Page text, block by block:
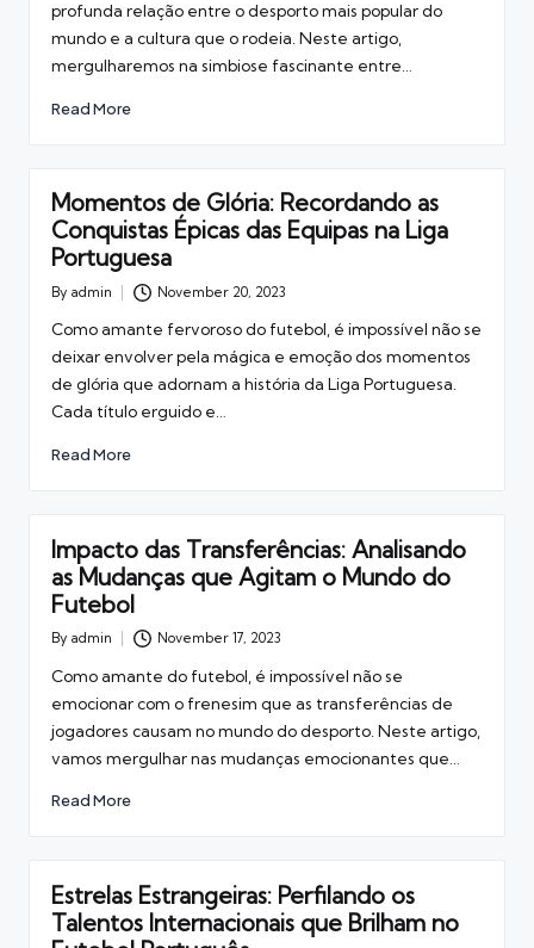
profunda relação entre o desporto mais popular do
mundo e a cultura que o rodeia. Neste artigo,
mergulharemos na simbiose fascinante entre…
Read More
Momentos de Glória: Recordando as
Conquistas Épicas das Equipas na Liga
Portuguesa
Posted
By admin November 20, 2023
Como amante fervoroso do futebol, é impossível não se
deixar envolver pela mágica e emoção dos momentos
de glória que adornam a história da Liga Portuguesa.
Cada título erguido e…
Read More
Impacto das Transferências: Analisando
as Mudanças que Agitam o Mundo do
Futebol
Posted
By admin November 17, 2023
Como amante do futebol, é impossível não se
emocionar com o frenesim que as transferências de
jogadores causam no mundo do desporto. Neste artigo,
vamos mergulhar nas mudanças emocionantes que…
Read More
Estrelas Estrangeiras: Perfilando os
Talentos Internacionais que Brilham no